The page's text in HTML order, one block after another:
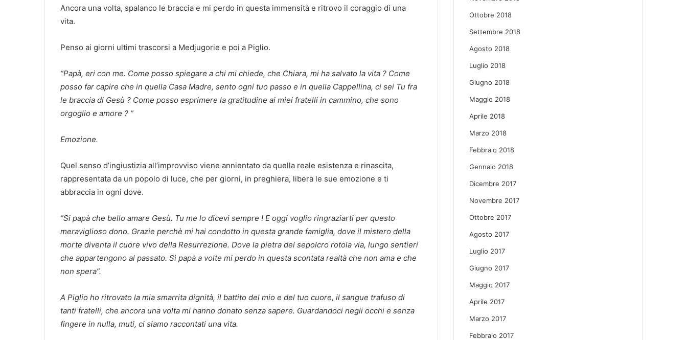
Ancora una volta, spalanco le braccia e mi perdo in questa immensità e ritrovo il coraggio di una
vita.
Penso ai giorni ultimi trascorsi a Medjugorie e poi a Piglio.
“Papà, eri con me. Come posso spiegare a chi mi chiede, che Chiara, mi ha salvato la vita ? Come
posso far capire che in quella Casa Madre, sento ogni tuo passo e in quella Cappellina, ci sei Tu fra
le braccia di Gesù ? Come posso esprimere la gratitudine ai miei fratelli in cammino, che sono
orgoglio e amore ? “
Emozione.
Quel senso d’ingiustizia all’improvviso viene annientato da quella reale esistenza e rinascita,
rappresentata da un popolo di luce, che per giorni, in preghiera, libera le sue emozione e ti
abbraccia in ogni dove.
“Si papà che bello amare Gesù. Tu me lo dicevi sempre ! E oggi voglio ringraziarti per questo
meraviglioso dono. Grazie perchè mi hai condotto in questa grande famiglia, dove il mistero della
morte diventa il cuore vivo della Resurrezione. Dove la pietra del sepolcro rotola via, lungo sentieri
che appartengono al passato. Sì papà a volte mi perdo in questa scontata realtà che non ama e che
non spera”.
A Piglio ho ritrovato la mia smarrita dignità, il battito del mio e del tuo cuore, il sangue trafuso di
tanti fratelli, che ancora una volta mi hanno donato senza sapere. Guardandoci negli occhi e senza
fingere in nulla, muti, ci siamo raccontati una vita.
Ottobre 2018
Settembre 2018
Agosto 2018
Luglio 2018
Giugno 2018
Maggio 2018
Aprile 2018
Marzo 2018
Febbraio 2018
Gennaio 2018
Dicembre 2017
Novembre 2017
Ottobre 2017
Agosto 2017
Luglio 2017
Giugno 2017
Maggio 2017
Aprile 2017
Marzo 2017
Febbraio 2017